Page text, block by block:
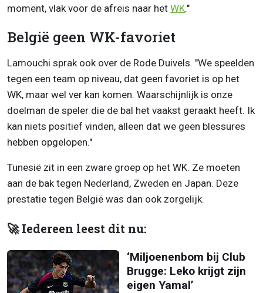
moment, vlak voor de afreis naar het WK."
België geen WK-favoriet
Lamouchi sprak ook over de Rode Duivels. "We speelden
tegen een team op niveau, dat geen favoriet is op het
WK, maar wel ver kan komen. Waarschijnlijk is onze
doelman de speler die de bal het vaakst geraakt heeft. Ik
kan niets positief vinden, alleen dat we geen blessures
hebben opgelopen."
Tunesië zit in een zware groep op het WK. Ze moeten
aan de bak tegen Nederland, Zweden en Japan. Deze
prestatie tegen België was dan ook zorgelijk.
🚀 Iedereen leest dit nu:
‘Miljoenenbom bij Club
Brugge: Leko krijgt zijn
eigen Yamal’